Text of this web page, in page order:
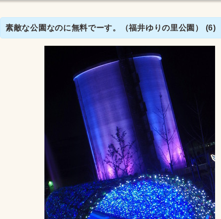
素敵な公園なのに無料でーす。（福井ゆりの里公園） (6)